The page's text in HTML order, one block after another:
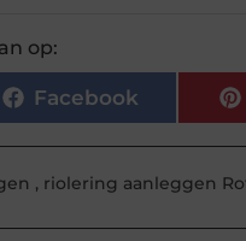
op:
Facebook
, riolering aanleggen